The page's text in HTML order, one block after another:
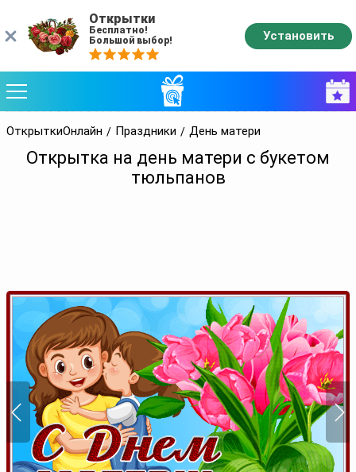
ОткрыткиОнлайн Праздники День матери
Открытка на день матери с букетом
тюльпанов
Открытки
Бесплатно!
Большой выбор!
Установить